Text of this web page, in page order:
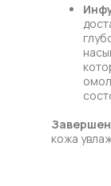
кожа